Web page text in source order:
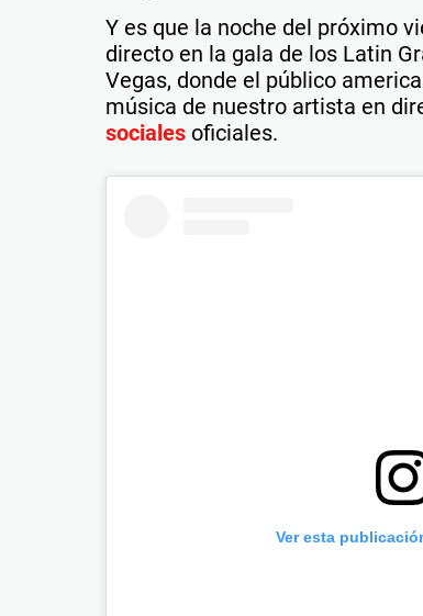
Y es que la noche del próximo
directo en la gala de los Latin
Vegas, donde el público
música de nuestro artista en
sociales oficiales.
Ver esta